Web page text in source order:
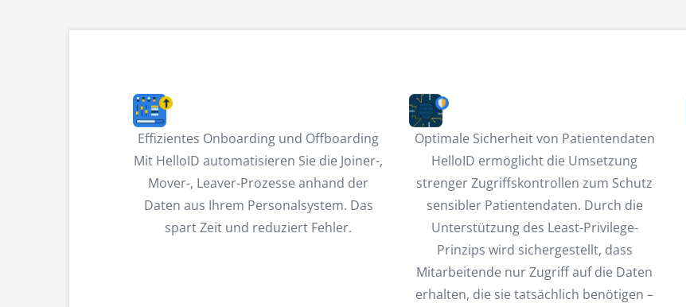
Effizientes Onboarding und Offboarding
Mit HelloID automatisieren Sie die Joiner-,
Mover-, Leaver-Prozesse anhand der
Daten aus Ihrem Personalsystem. Das
spart Zeit und reduziert Fehler.
Optimale Sicherheit von Patientendaten
HelloID ermöglicht die Umsetzung
strenger Zugriffskontrollen zum Schutz
sensibler Patientendaten. Durch die
Unterstützung des Least-Privilege-
Prinzips wird sichergestellt, dass
Mitarbeitende nur Zugriff auf die Daten
erhalten, die sie tatsächlich benötigen –